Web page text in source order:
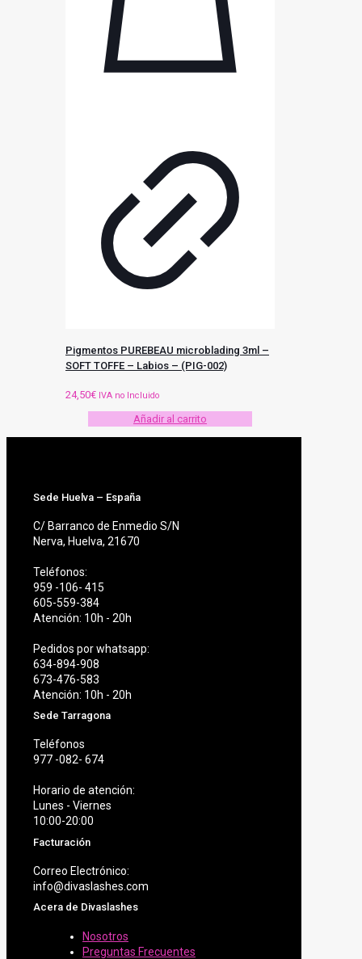
Pigmentos PUREBEAU microblading 3ml –
SOFT TOFFE – Labios – (PIG-002)
24,50€ IVA no Incluido
Añadir al carrito
Sede Huelva – España
C/ Barranco de Enmedio S/N
Nerva, Huelva, 21670
Teléfonos:
959 -106- 415
605-559-384
Atención: 10h - 20h
Pedidos por whatsapp:
634-894-908
673-476-583
Atención: 10h - 20h
Sede Tarragona
Teléfonos
977 -082- 674
Horario de atención:
Lunes - Viernes
10:00-20:00
Facturación
Correo Electrónico:
info@divaslashes.com
Acera de Divaslashes
Nosotros
Preguntas Frecuentes